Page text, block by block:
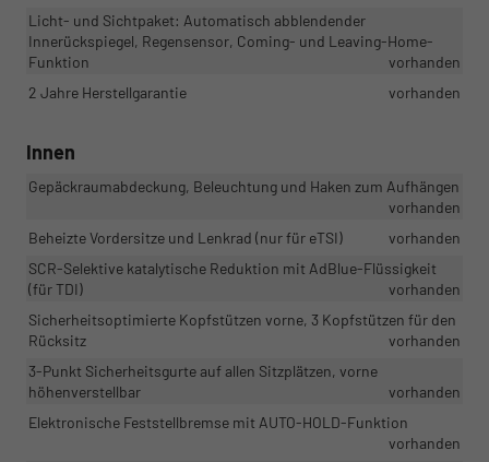
Licht- und Sichtpaket: Automatisch abblendender
Innerückspiegel, Regensensor, Coming- und Leaving-Home-
Funktion
vorhanden
2 Jahre Herstellgarantie
vorhanden
Innen
Gepäckraumabdeckung, Beleuchtung und Haken zum Aufhängen
vorhanden
Beheizte Vordersitze und Lenkrad (nur für eTSI)
vorhanden
SCR-Selektive katalytische Reduktion mit AdBlue-Flüssigkeit
(für TDI)
vorhanden
Sicherheitsoptimierte Kopfstützen vorne, 3 Kopfstützen für den
Rücksitz
vorhanden
3-Punkt Sicherheitsgurte auf allen Sitzplätzen, vorne
höhenverstellbar
vorhanden
Elektronische Feststellbremse mit AUTO-HOLD-Funktion
vorhanden